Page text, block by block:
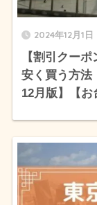
2024年12月1日
【割引クー
安く買う方法
12月版】【お